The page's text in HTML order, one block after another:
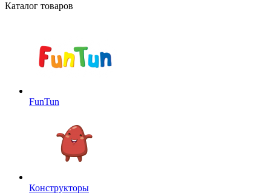
Каталог товаров
FunTun
Конструкторы